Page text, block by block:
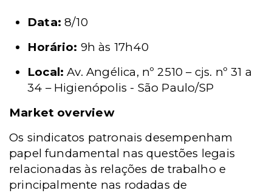
Data: 8/10
Horário: 9h às 17h40
Local: Av. Angélica, nº 2510 – cjs. nº 31 a
34 – Higienópolis - São Paulo/SP
Market overview
Os sindicatos patronais desempenham
papel fundamental nas questões legais
relacionadas às relações de trabalho e
principalmente nas rodadas de